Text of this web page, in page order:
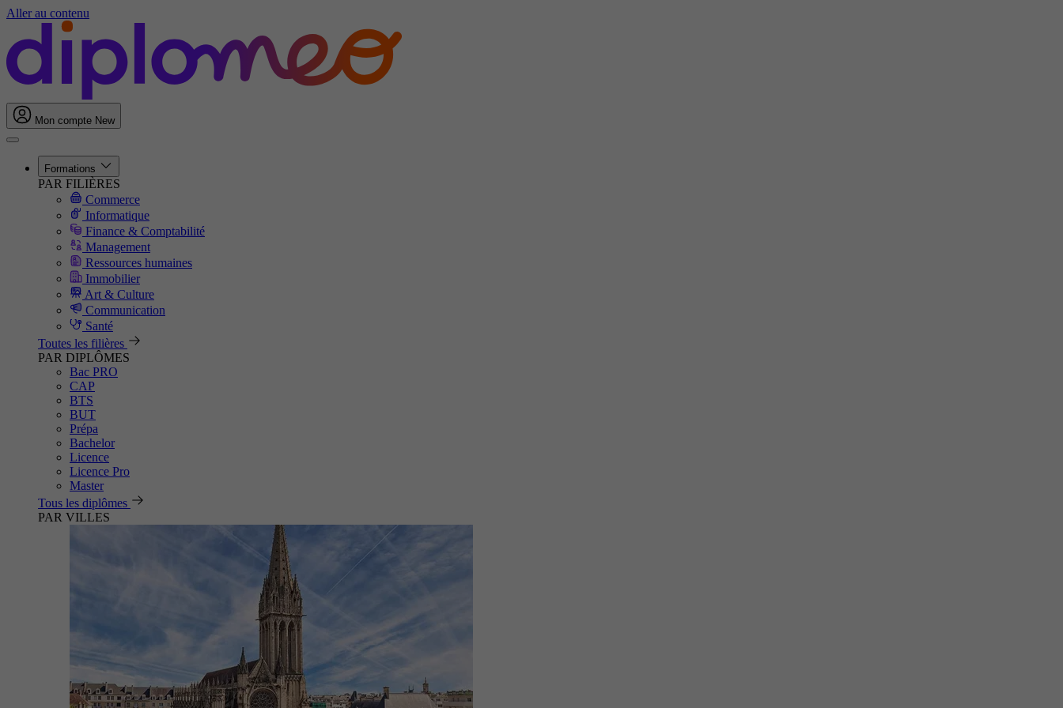
Aller au contenu
Mon compte New
Formations
PAR FILIÈRES
Commerce
Informatique
Finance & Comptabilité
Management
Ressources humaines
Immobilier
Art & Culture
Communication
Santé
Toutes les filières
PAR DIPLÔMES
Bac PRO
CAP
BTS
BUT
Prépa
Bachelor
Licence
Licence Pro
Master
Tous les diplômes
PAR VILLES